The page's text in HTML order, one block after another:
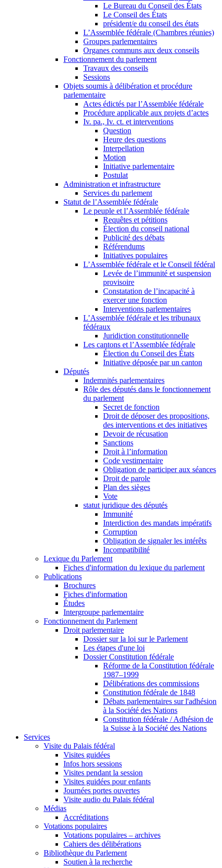
Le Bureau du Conseil des États
Le Conseil des États
président/e du conseil des états
L’Assemblée fédérale (Chambres réunies)
Groupes parlementaires
Organes communs aux deux conseils
Fonctionnement du parlement
Travaux des conseils
Sessions
Objets soumis à délibération et procédure
parlementaire
Actes édictés par l’Assemblée fédérale
Procédure applicable aux projets d’actes
Iv. pa., Iv. ct. et interventions
Question
Heure des questions
Interpellation
Motion
Initiative parlementaire
Postulat
Administration et infrastructure
Services du parlement
Statut de l’Assemblée fédérale
Le peuple et l’Assemblée fédérale
Requêtes et pétitions
Élection du conseil national
Publicité des débats
Référendums
Initiatives populaires
L’Assemblée fédérale et le Conseil fédéral
Levée de l’immunité et suspension
provisoire
Constatation de l’incapacité à
exercer une fonction
Interventions parlementaires
L’Assemblée fédérale et les tribunaux
fédéraux
Juridiction constitutionnelle
Les cantons et l’Assemblée fédérale
Élection du Conseil des États
Initiative déposée par un canton
Députés
Indemnités parlementaires
Rôle des députés dans le fonctionnement
du parlement
Secret de fonction
Droit de déposer des propositions,
des interventions et des initiatives
Devoir de récusation
Sanctions
Droit à l’information
Code vestimentaire
Obligation de participer aux séances
Droit de parole
Plan des sièges
Vote
statut juridique des députés
Immunité
Interdiction des mandats impératifs
Corruption
Obligation de signaler les intérêts
Incompatibilité
Lexique du Parlement
Fiches d'information du lexique du parlement
Publications
Brochures
Fiches d'information
Études
Intergroupe parlementaire
Fonctionnement du Parlement
Droit parlementaire
Dossier sur la loi sur le Parlement
Les étapes d'une loi
Dossier Constitution fédérale
Réforme de la Constitution fédérale
1987–1999
Délibérations des commissions
Constitution fédérale de 1848
Débats parlementaires sur l'adhésion
à la Société des Nations
Constitution fédérale / Adhésion de
la Suisse à la Société des Nations
Services
Visite du Palais fédéral
Visites guidées
Infos hors sessions
Visites pendant la session
Visites guidées pour enfants
Journées portes ouvertes
Visite audio du Palais fédéral
Médias
Accréditations
Votations populaires
Votations populaires – archives
Cahiers des délibérations
Bibliothèque du Parlement
Soutien à la recherche